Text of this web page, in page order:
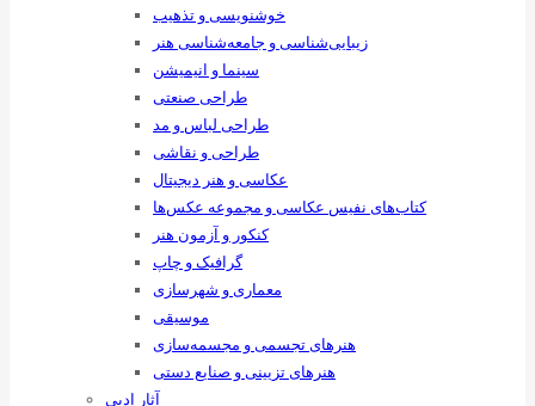
خوشنویسی و تذهیب
زیبایی‌شناسی و جامعه‌شناسی هنر
سینما و انیمیشن
طراحی صنعتی
طراحی لباس و مد
طراحی و نقاشی
عکاسی و هنر دیجیتال
کتاب‌های نفیس عکاسی و مجموعه عکس‌ها
کنکور و آزمون هنر
گرافیک و چاپ
معماری و شهرسازی
موسیقی
هنرهای ‌تجسمی و مجسمه‌سازی
هنرهای تزیینی و صنایع ‌دستی
آثار ادبی